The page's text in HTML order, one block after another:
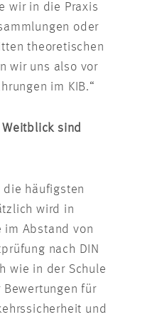
wir in die Praxis
oder
theoretischen
wir uns also vor
im KIB.“
sind
die häufigsten
wird in
im Abstand von
nach DIN
wie in der Schule
für
und